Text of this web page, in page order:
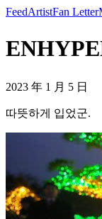
FeedArtistFan Letter
2023 年 1 月 5 日
따뜻하게 입었군.